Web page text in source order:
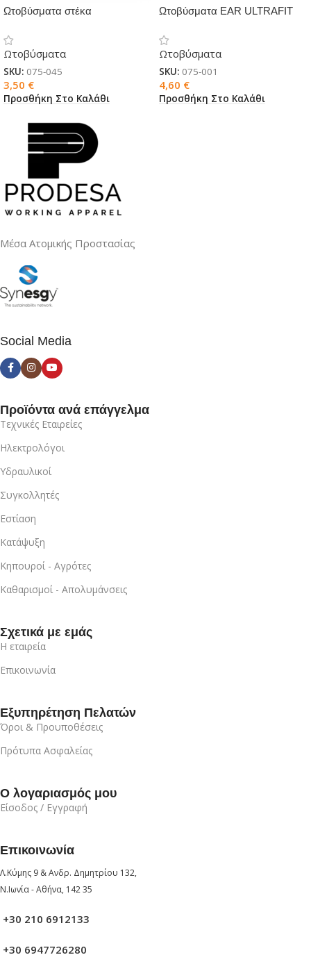
Ωτοβύσματα στέκα
Ωτοβύσματα
SKU: 075-045
3,50 €
Προσθήκη Στο Καλάθι
Ωτοβύσματα EAR ULTRAFIT
Ωτοβύσματα
SKU: 075-001
4,60 €
Προσθήκη Στο Καλάθι
Μέσα Ατομικής Προστασίας
Social Media
Προϊόντα ανά επάγγελμα
Τεχνικές Εταιρείες
Ηλεκτρολόγοι
Υδραυλικοί
Συγκολλητές
Εστίαση
Κατάψυξη
Κηπουροί - Αγρότες
Καθαρισμοί - Απολυμάνσεις
Σχετικά με εμάς
Η εταιρεία
Επικοινωνία
Εξυπηρέτηση Πελατών
Όροι & Προυποθέσεις
Πρότυπα Ασφαλείας
Ο λογαριασμός μου
Είσοδος / Εγγραφή
Επικοινωνία
Λ.Κύμης 9 & Ανδρ. Δημητρίου 132,
Ν.Ιωνία - Αθήνα, 142 35
+30 210 6912133
+30 6947726280